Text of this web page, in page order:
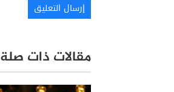
مقالات ذات صلة